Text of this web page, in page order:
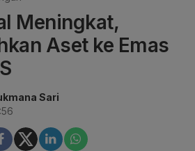
Meningkat,
Aset ke Emas
Sari